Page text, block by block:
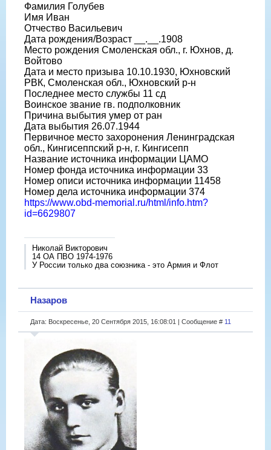
Фамилия Голубев
Имя Иван
Отчество Васильевич
Дата рождения/Возраст __.__.1908
Место рождения Смоленская обл., г. Юхнов, д.
Войтово
Дата и место призыва 10.10.1930, Юхновский
РВК, Смоленская обл., Юхновский р-н
Последнее место службы 11 сд
Воинское звание гв. подполковник
Причина выбытия умер от ран
Дата выбытия 26.07.1944
Первичное место захоронения Ленинградская
обл., Кингисеппский р-н, г. Кингисепп
Название источника информации ЦАМО
Номер фонда источника информации 33
Номер описи источника информации 11458
Номер дела источника информации 374
https://www.obd-memorial.ru/html/info.htm?
id=6629807
Николай Викторович
14 ОА ПВО 1974-1976
У России только два союзника - это Армия и Флот
Назаров
Дата: Воскресенье, 20 Сентября 2015, 16:08:01 | Сообщение # 11